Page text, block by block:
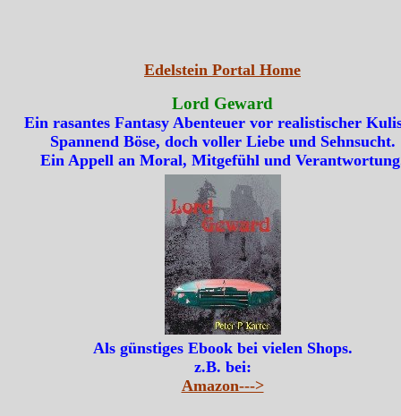
Edelstein Portal Home
Lord Geward
Ein rasantes Fantasy Abenteuer vor realistischer
Spannend Böse, doch voller Liebe und Sehnsucht.
Ein Appell an Moral, Mitgefühl und
Als günstiges Ebook bei vielen Shops.
z.B. bei:
Amazon--->